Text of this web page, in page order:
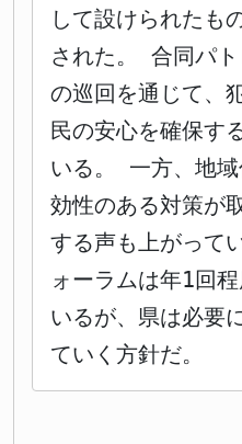
して設けられたも
された。 合同パ
の巡回を通じて、
民の安心を確保す
いる。 一方、地
効性のある対策が
する声も上がって
ォーラムは年1回
いるが、県は必要
ていく方針だ。